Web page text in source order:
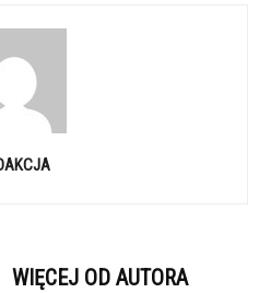
WIĘCEJ OD AUTORA